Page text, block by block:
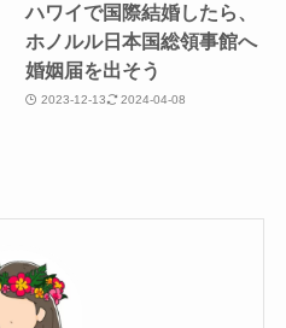
ハワイで国際結婚したら、
ホノルル日本国総領事館へ
婚姻届を出そう
2023-12-13 2024-04-08